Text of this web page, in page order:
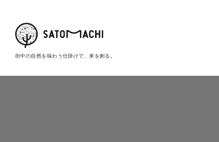
街中の自然を味わう仕掛けで、来を創る。